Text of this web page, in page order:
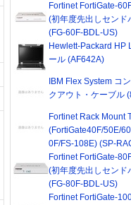
Fortinet FortiGate-
(初年度先出しセンド
(FG-60F-BDL-US)
Hewlett-Packard HP
ール (AF642A)
IBM Flex System コ
クアウト・ケーブル
Fortinet Rack Mount
(FortiGate40F/50E/
0F/FS-108E) (SP-
Fortinet FortiGate-
(初年度先出しセンド
(FG-80F-BDL-US)
Fortinet FortiGate-